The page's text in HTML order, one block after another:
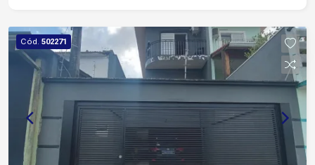
Cód. 502271